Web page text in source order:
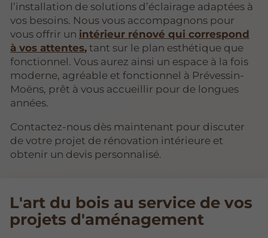
l’installation de solutions d’éclairage adaptées à
vos besoins. Nous vous accompagnons pour
vous offrir un intérieur rénové qui correspond
à vos attentes, tant sur le plan esthétique que
fonctionnel. Vous aurez ainsi un espace à la fois
moderne, agréable et fonctionnel à Prévessin-
Moëns, prêt à vous accueillir pour de longues
années.
Contactez-nous dès maintenant pour discuter
de votre projet de rénovation intérieure et
obtenir un devis personnalisé.
L'art du bois au service de vos
projets d'aménagement